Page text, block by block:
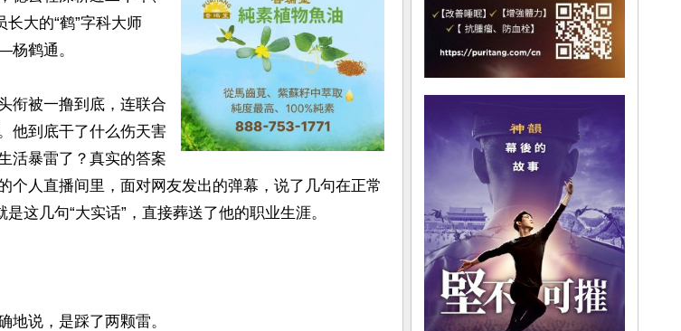
长大的“鹤”字科大师
鹤通。
衔被一撸到底，连联合
他到底干了什么伤天害
活暴雷了？真实的答案
个人直播间里，面对网友发出的弹幕，说了几句在正常
这几句“大实话”，直接葬送了他的职业生涯。
地说，是踩了两颗雷。